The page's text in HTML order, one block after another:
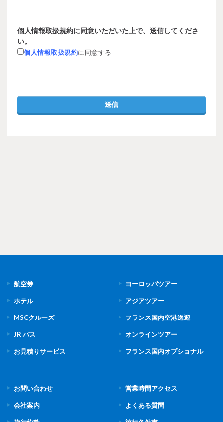
個人情報取扱規約に同意いただいた上で、送信してくださ
い。
個人情報取扱規約に同意する
航空券 ヨーロッパツアー
ホテル アジアツアー
MSCクルーズ フランス国内空港送迎
JR パス オンラインツアー
お見積りサービス フランス国内オプショナル
お問い合わせ 営業時間アクセス
会社案内 よくある質問